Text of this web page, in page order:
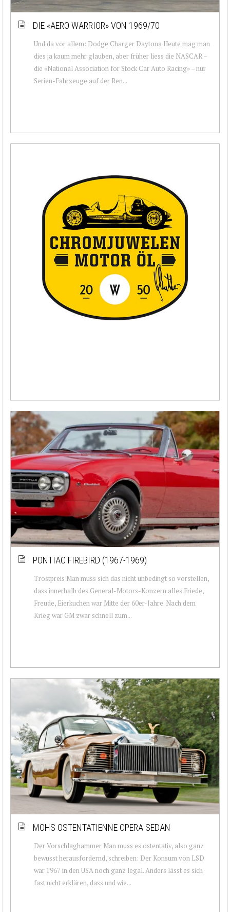
DIE «AERO WARRIOR» VON 1969/70
Und da vor allem: Dodge Charger Daytona Heute mag man
dies ja kaum mehr glauben, aber früher liess die NASCAR –
die «National Association for Stock Car Auto Racing» – nur
Serien-Fahrzeuge auf der Ren...
PONTIAC FIREBIRD (1967-1969)
Trostpreis Man muss sich das nicht unbedingt so vorstellen,
dass innerhalb des General-Motors-Konzern alles Friede,
Freude, Eierkuchen war Mitte der 60er-Jahre. Nach dem
Krieg war GM zwar schnell zum...
MOHS OSTENTATIENNE OPERA SEDAN
Der Vorschlaghammer Man muss es ostentativ, also ganz
bewusst herausfordernd, schreiben: Der Konsum von LSD
war 1967 in den USA noch ganz legal. Anders lässt es sich
fast nicht erklären, dass und wie...